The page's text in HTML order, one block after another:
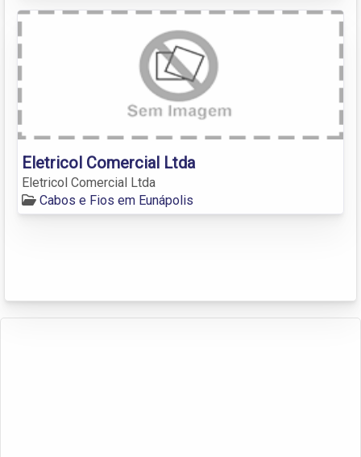
Eletricol Comercial Ltda
Eletricol Comercial Ltda
Cabos e Fios em Eunápolis